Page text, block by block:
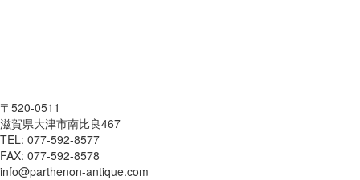
〒520-0511
滋賀県大津市南比良467
TEL: 077-592-8577
FAX: 077-592-8578
info@parthenon-antique.com